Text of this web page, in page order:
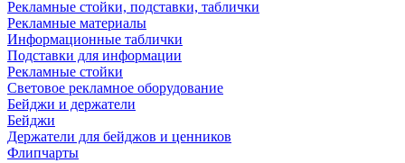
Рекламные стойки, подставки, таблички
Рекламные материалы
Информационные таблички
Подставки для информации
Рекламные стойки
Световое рекламное оборудование
Бейджи и держатели
Бейджи
Держатели для бейджов и ценников
Флипчарты